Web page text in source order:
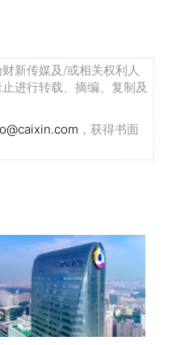
新传媒及/或相关权利人
进行转载、摘编、复制及
，获得书面